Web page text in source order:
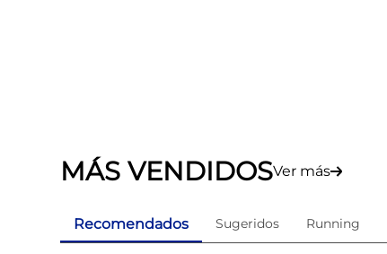
MÁS VENDIDOSVer más
Recomendados Sugeridos Running